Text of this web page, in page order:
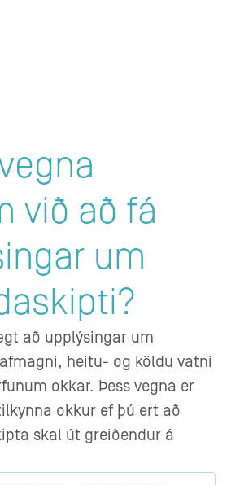
við að fá
um
að upplýsingar um
heitu- og köldu vatni
okkar. Þess vegna er
okkur ef þú ert að
skal út greiðendur á